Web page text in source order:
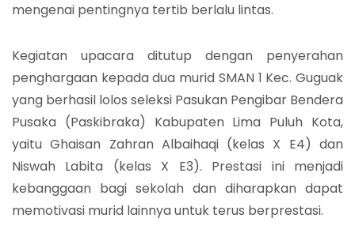
mengenai pentingnya tertib berlalu lintas.
Kegiatan upacara ditutup dengan penyerahan
penghargaan kepada dua murid SMAN 1 Kec. Guguak
yang berhasil lolos seleksi Pasukan Pengibar Bendera
Pusaka (Paskibraka) Kabupaten Lima Puluh Kota,
yaitu Ghaisan Zahran Albaihaqi (kelas X E4) dan
Niswah Labita (kelas X E3). Prestasi ini menjadi
kebanggaan bagi sekolah dan diharapkan dapat
memotivasi murid lainnya untuk terus berprestasi.